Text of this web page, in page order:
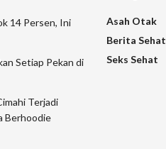
14 Persen, Ini
Setiap Pekan di
Terjadi
Berhoodie
Asah Otak
Berita Sehat
Seks Sehat